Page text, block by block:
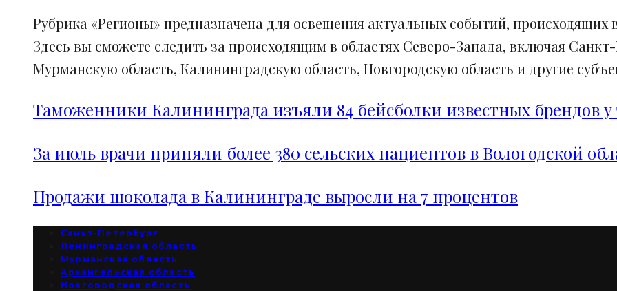
Рубрика «Регионы» предназначена для освещения актуальных событий, происходящих
Здесь вы сможете следить за происходящим в областях Северо-Запада, включая
Мурманскую область, Калининградскую область, Новгородскую область и другие
Таможенники Калининграда изъяли 84 бейсболки известных брендов у
За июль врачи приняли более 380 сельских пациентов в Вологодской
Продажи шоколада в Калининграде выросли на 7 процентов
Санкт-Петербург
Ленинградская область
Мурманская область
Архангельская область
Новгородская область